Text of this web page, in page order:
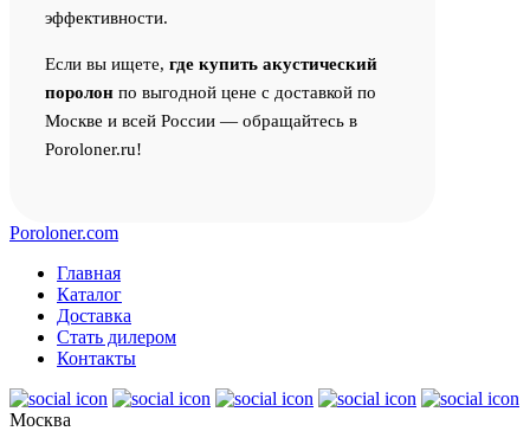
эффективности.
Если вы ищете, где купить акустический
поролон по выгодной цене с доставкой по
Москве и всей России — обращайтесь в
Poroloner.ru!
Poroloner.com
Главная
Каталог
Доставка
Стать дилером
Контакты
Москва